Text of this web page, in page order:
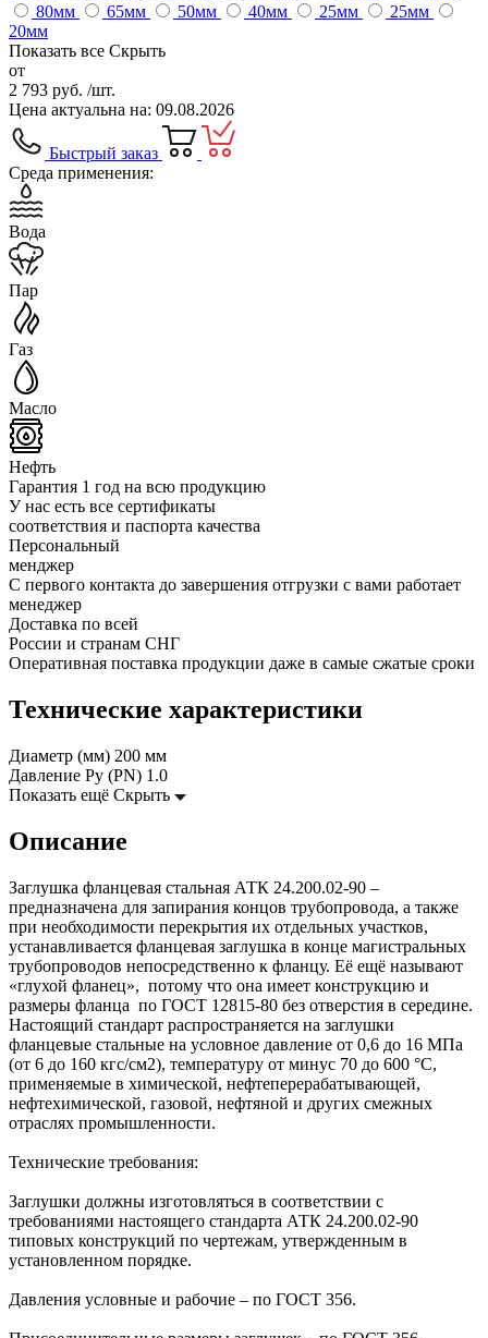
80мм 65мм 50мм 40мм 25мм 25мм
20мм
Показать все Скрыть
от
2 793 руб. /шт.
Цена актуальна на: 09.08.2026
Быстрый заказ
Среда применения:
Вода
Пар
Газ
Масло
Нефть
Гарантия 1 год на всю продукцию
У нас есть все сертификаты
соответствия и паспорта качества
Персональный
менджер
С первого контакта до завершения отгрузки с вами работает
менеджер
Доставка по всей
России и странам СНГ
Оперативная поставка продукции даже в самые сжатые сроки
Технические характеристики
Диаметр (мм) 200 мм
Давление Ру (PN) 1.0
Показать ещё Скрыть
Описание
Заглушка фланцевая стальная АТК 24.200.02-90 –
предназначена для запирания концов трубопровода, а также
при необходимости перекрытия их отдельных участков,
устанавливается фланцевая заглушка в конце магистральных
трубопроводов непосредственно к фланцу. Её ещё называют
«глухой фланец», потому что она имеет конструкцию и
размеры фланца по ГОСТ 12815-80 без отверстия в середине.
Настоящий стандарт распространяется на заглушки
фланцевые стальные на условное давление от 0,6 до 16 МПа
(от 6 до 160 кгс/см2), температуру от минус 70 до 600 °С,
применяемые в химической, нефтеперерабатывающей,
нефтехимической, газовой, нефтяной и других смежных
отраслях промышленности.
Технические требования:
Заглушки должны изготовляться в соответствии с
требованиями настоящего стандарта АТК 24.200.02-90
типовых конструкций по чертежам, утвержденным в
установленном порядке.
Давления условные и рабочие – по ГОСТ 356.